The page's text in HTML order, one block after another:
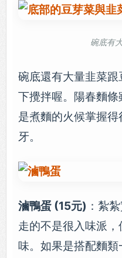
碗底有
碗底還有大量韭菜
下攪拌喔。陽春麵
是煮麵的火候掌握
牙。
滷鴨蛋 (15元) ：紮
走的不是很入味派
味。如果是搭配麵